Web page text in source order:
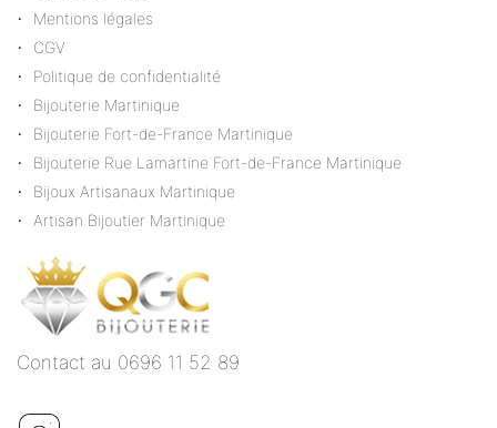
Mentions légales
CGV
Politique de confidentialité
Bijouterie Martinique
Bijouterie Fort-de-France Martinique
Bijouterie Rue Lamartine Fort-de-France Martinique
Bijoux Artisanaux Martinique
Artisan Bijoutier Martinique
Contact au 0696 11 52 89